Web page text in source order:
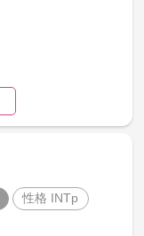
性格 INTp